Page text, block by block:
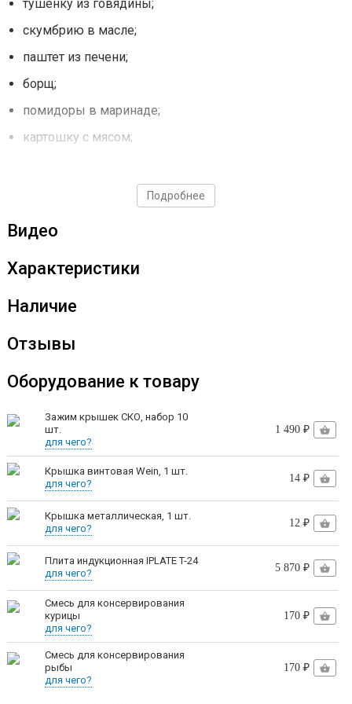
тушенку из говядины;
скумбрию в масле;
паштет из печени;
борщ;
помидоры в маринаде;
картошку с мясом;
каши и многое другое.
Готовьте с Fansel 2 — это просто!
Положите продукты в банки согласно рецепту и
плотно закройте крышкой, можно использовать
как ТВИСТ-офф, так и СКО крышки.
Выберите режим работы: на пару или воду. Для
режима «на воде» заполните автоклав водой
доверху, для режима «на пару» — до нижнего
уровня банок.
Разместите банки в автоклаве.
Закройте крышку, оставив воздухоотводный
клапан открытым, и поставьте аппарат на нагрев.
Начните нагрев. При достижении 80-90°C закройте
Подробнее
Видео
Характеристики
Наличие
Отзывы
Оборудование к товару
Зажим крышек СКО, набор 10
шт.
для чего?
1 490 ₽
Крышка винтовая Wein, 1 шт.
для чего?
14 ₽
Крышка металлическая, 1 шт.
для чего?
12 ₽
Плита индукционная IPLATE T-24
для чего?
5 870 ₽
Смесь для консервирования
курицы
для чего?
170 ₽
Смесь для консервирования
рыбы
для чего?
170 ₽